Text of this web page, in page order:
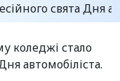
свята Дня
коледжі стало
автомобіліста.